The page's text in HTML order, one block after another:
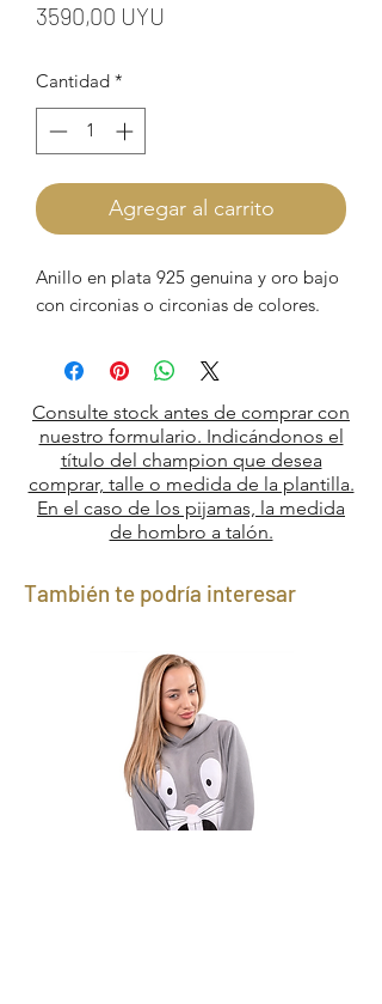
3590,00 UYU
Cantidad *
Agregar al carrito
Anillo en plata 925 genuina y oro bajo
con circonias o circonias de colores.
Consulte stock antes de comprar con
nuestro formulario. Indicándonos el
título del champion que desea
comprar, talle o medida de la plantilla.
En el caso de los pijamas, la medida
de hombro a talón.
También te podría interesar